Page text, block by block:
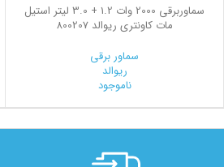
سماوربرقی 2000 وات 1.2 + 3.0 لیتر استیل
مات کاونتری ریوالد 800207
سماور برقی
ریوالد
ناموجود